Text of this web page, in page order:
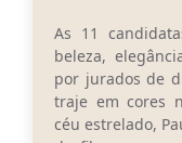
As 11
beleza,
por jurados de
traje em cores
céu estrelado,